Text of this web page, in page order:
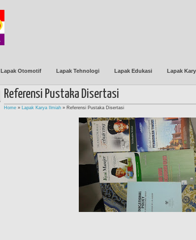
Lapak Otomotif Lapak Tehnologi Lapak Edukasi Lapak
Referensi Pustaka Disertasi
Home » Lapak Karya Ilmiah » Referensi Pustaka Disertasi